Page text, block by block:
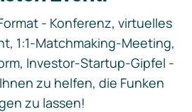
- Konferenz, virtuelles
1:1-Matchmaking-Meeting,
Investor-Startup-Gipfel -
zu helfen, die Funken
zu lassen!